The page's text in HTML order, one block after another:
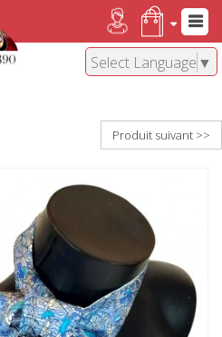
Select Language ▼
Produit suivant >>